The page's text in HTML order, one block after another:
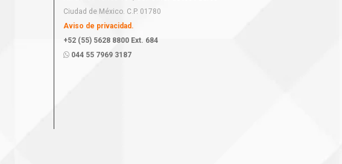
Ciudad de México. C.P. 01780
Aviso de privacidad.
+52 (55) 5628 8800 Ext. 684
044 55 7969 3187